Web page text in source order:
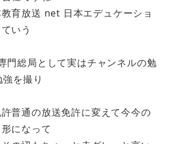
育放送 net 日本エデュケーショ
いう
門総局として実はチャンネルの勉
を撮り
普通の放送免許に変えて今今の
になって